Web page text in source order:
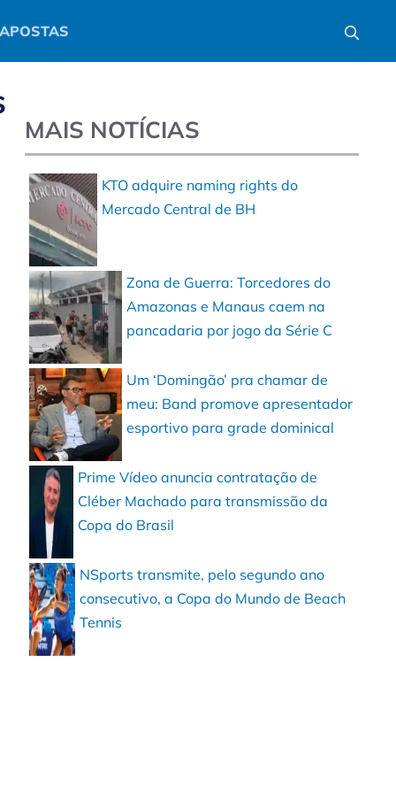
APOSTAS
MAIS NOTÍCIAS
KTO adquire naming rights do
Mercado Central de BH
Zona de Guerra: Torcedores do
Amazonas e Manaus caem na
pancadaria por jogo da Série C
Um ‘Domingão’ pra chamar de
meu: Band promove apresentador
esportivo para grade dominical
Prime Vídeo anuncia contratação de
Cléber Machado para transmissão da
Copa do Brasil
NSports transmite, pelo segundo ano
consecutivo, a Copa do Mundo de Beach
Tennis